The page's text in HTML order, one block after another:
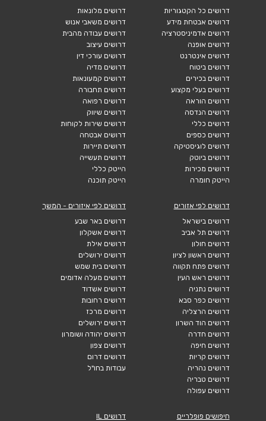
דרושים כל הקטגוריות
דרושים אבטחת מידע
דרושים אדמיניסטרציה
דרושים אופנה
דרושים אינטרנט
דרושים ביטוח
דרושים בכירים
דרושים בעלי מקצוע
דרושים הוראה
דרושים הנדסה
דרושים כללי
דרושים כספים
דרושים לוגיסטיקה
דרושים ביוטק
דרושים מכירות
הייטק חומרה
דרושים מלונאות
דרושים משאבי אנוש
דרושים עבודה מהבית
דרושים עיצוב
דרושים עורכי דין
דרושים מדיה
דרושים קמעונאות
דרושים תחבורה
דרושים רפואה
דרושים שיווק
דרושים שירות לקוחות
דרושים אבטחה
דרושים תיירות
דרושים תעשייה
הייטק כללי
הייטק תוכנה
דרושים לפי אזורים
דרושים בישראל
דרושים תל אביב
דרושים חולון
דרושים ראשון לציון
דרושים פתח תקווה
דרושים ראש העין
דרושים נתניה
דרושים כפר סבא
דרושים הרצליה
דרושים הוד השרון
דרושים חדרה
דרושים חיפה
דרושים קריות
דרושים נהריה
דרושים טבריה
דרושים עפולה
דרושים לפי איזורים - המשך
דרושים באר שבע
דרושים אשקלון
דרושים אילת
דרושים ירושלים
דרושים בית שמש
דרושים מעלה אדומים
דרושים אשדוד
דרושים רחובות
דרושים מרכז
דרושים ירושלים
דרושים יהודה ושומרון
דרושים צפון
דרושים דרום
עבודות בחו"ל
חיפושים פופלריים
דרושים IL